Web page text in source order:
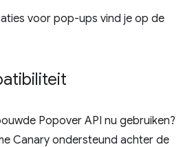
voor pop-ups vind je op de
Popover API nu gebruiken?
Canary ondersteund achter de